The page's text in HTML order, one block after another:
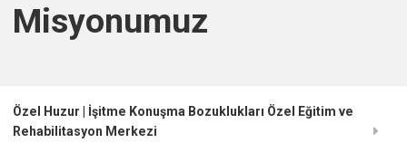
Misyonumuz
Özel Huzur | İşitme Konuşma Bozuklukları Özel Eğitim ve
Rehabilitasyon Merkezi